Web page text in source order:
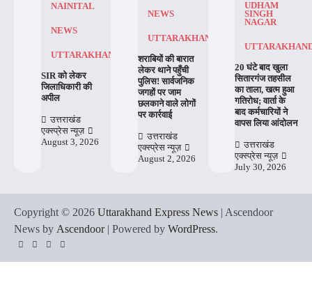
NAINITAL
NEWS
UTTARAKHAND
SIR को लेकर
जिलाधिकारी की
अपील
उत्तराखंड
एक्स्प्रेस न्यूज़
August 3, 2026
NEWS
UTTARAKHAND
शराबियों की बारात
लेकर थाने पहुँची
पुलिस! सार्वजनिक
जगहों पर जाम
छलकाने वाले लोगों
पर कार्रवाई
उत्तराखंड
एक्स्प्रेस न्यूज़
August 2, 2026
UDHAM
SINGH
NAGAR
20 घंटे बाद खुला
सितारगंज तहसील
का ताला, खत्म हुआ
गतिरोध; वार्ता के
बाद कर्मचारियों ने
वापस लिया आंदोलन
उत्तराखंड
एक्स्प्रेस न्यूज़
July 30, 2026
Copyright © 2026 Uttarakhand Express News | Ascendoor
News by Ascendoor| Powered by WordPress.
YouTube
Instagram
Facebook
Whatsapp